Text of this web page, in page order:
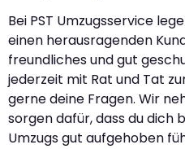
Bei PST Umzugsservice
einen herausragenden
freundliches und gut
jederzeit mit Rat und Tat
gerne deine Fragen. Wir
sorgen dafür, dass du dich
Umzugs gut aufgehoben